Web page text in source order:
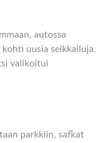
autossa
uusia seikkailuja.
valikoitui
parkkiin, safkat